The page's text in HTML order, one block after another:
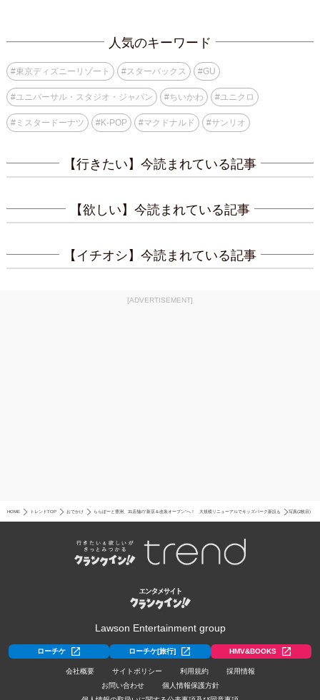
人気のキーワード
#東京ディズニーリゾート #スターバックス #GU
#ユニバーサル・スタジオ・ジャパン #ちいかわ #ユニクロ
#ミスタードーナツ #K-POP #マクドナルド #サンリオ
【行きたい】今読まれている記事
【欲しい】今読まれている記事
【イチオシ】今読まれている記事
[ADVERTISEMENT]
HOME トレンドTOP おでかけ ららぽーと豊洲、31店舗の“新店＆改装オープン”へ！ 大規模リニューアルでキッズパーク新設も 写真(2枚目)
Lawson Entertainment group
ローチケ ローチケ[旅行] HMV&BOOKS
会社概要 サイトポリシー 利用規約
採用情報
お問い合わせ
個人情報保護方針